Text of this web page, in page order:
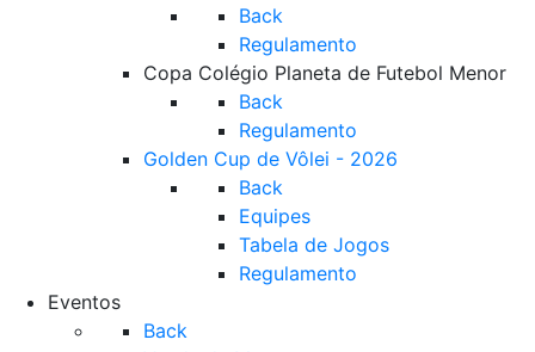
Back
Regulamento
Copa Colégio Planeta de Futebol Menor
Back
Regulamento
Golden Cup de Vôlei - 2026
Back
Equipes
Tabela de Jogos
Regulamento
Eventos
Back